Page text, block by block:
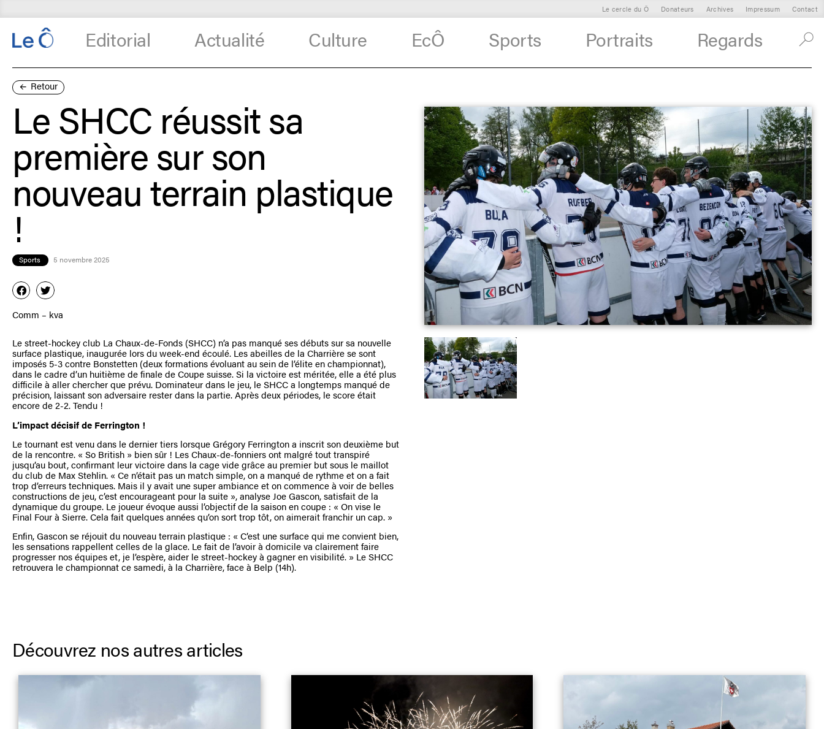
Le cercle du Ô Donateurs Archives Impressum Contact
Editorial Actualité Culture EcÔ Sports Portraits Regards
Retour
Le SHCC réussit sa
première sur son
nouveau terrain plastique
!
Sports 5 novembre 2025
Comm – kva
Le street-hockey club La Chaux-de-Fonds (SHCC) n’a pas manqué ses débuts sur sa nouvelle
surface plastique, inaugurée lors du week-end écoulé. Les abeilles de la Charrière se sont
imposés 5-3 contre Bonstetten (deux formations évoluant au sein de l’élite en championnat),
dans le cadre d’un huitième de finale de Coupe suisse. Si la victoire est méritée, elle a été plus
difficile à aller chercher que prévu. Dominateur dans le jeu, le SHCC a longtemps manqué de
précision, laissant son adversaire rester dans la partie. Après deux périodes, le score était
encore de 2-2. Tendu !
L’impact décisif de Ferrington !
Le tournant est venu dans le dernier tiers lorsque Grégory Ferrington a inscrit son deuxième but
de la rencontre. « So British » bien sûr ! Les Chaux-de-fonniers ont malgré tout transpiré
jusqu’au bout, confirmant leur victoire dans la cage vide grâce au premier but sous le maillot
du club de Max Stehlin. « Ce n’était pas un match simple, on a manqué de rythme et on a fait
trop d’erreurs techniques. Mais il y avait une super ambiance et on commence à voir de belles
constructions de jeu, c’est encourageant pour la suite », analyse Joe Gascon, satisfait de la
dynamique du groupe. Le joueur évoque aussi l’objectif de la saison en coupe : « On vise le
Final Four à Sierre. Cela fait quelques années qu’on sort trop tôt, on aimerait franchir un cap. »
Enfin, Gascon se réjouit du nouveau terrain plastique : « C’est une surface qui me convient bien,
les sensations rappellent celles de la glace. Le fait de l’avoir à domicile va clairement faire
progresser nos équipes et, je l’espère, aider le street-hockey à gagner en visibilité. » Le SHCC
retrouvera le championnat ce samedi, à la Charrière, face à Belp (14h).
Découvrez nos autres articles